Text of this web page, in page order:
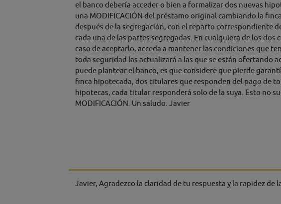
el banco debería acceder o bien a formalizar dos nuevas
una MODIFICACIÓN del préstamo original cambiando la
después de la segregación, con el reparto correspondiente
cada una de las partes segregadas. En cualquiera de los dos
caso de aceptarlo, acceda a mantener las condiciones que
toda seguridad las actualizará a las que se están ofertando
puede plantear el banco, es que considere que pierde
finca hipotecada, dos titulares que responden del pago de
hipotecas, cada titular responderá solo de la suya. Esto no
MODIFICACIÓN. Un saludo. Javier
Javier, Agradezco la claridad de tu respuesta y la rapidez de